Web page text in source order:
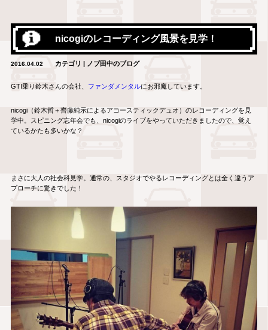
nicogiのレコーディング風景を見学！
2016.04.02 カテゴリ | ノブ田中のブログ
GTI乗り鈴木さんの会社、 ファンダメンタルにお邪魔しています。
nicogi（鈴木哲＋齊藤純示によるアコースティックデュオ）のレコーディングを見
学中。スピニング忘年会でも、nicogiのライブをやっていただきましたので、覚え
ているかたも多いかな？
まさに大人の社会科見学。通常の、スタジオでやるレコーディングとは全く違うア
プローチに驚きでした！